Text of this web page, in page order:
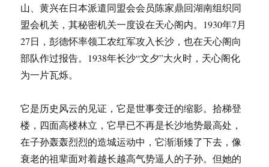
山、黄兴在日本派遣同盟会会员陈家鼎回湖南组织同
盟会机关，其秘密机关一度设在天心阁内。1930年7月
27日，彭德怀率领工农红军攻入长沙，也在天心阁向
部队作过报告。1938年长沙“文夕”大火时，天心阁化
为一片瓦烁。
它是历史风云的见证，它是世事变迁的缩影。拾梯登
楼，四面高楼林立，它早已不再是长沙地势最高处，
在子孙轰轰烈烈的造城运动中，它渐渐矮了下去，像
衰老的祖辈面对着越长越高气势逼人的子孙。但她的